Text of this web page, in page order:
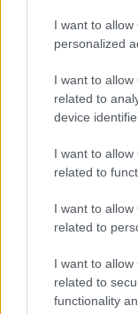
I want to
personalized
I want to
related to
device
I want to
related to
I want to
related to
I want to
related to
functionality
Xbox
Xbox
Pre-
Εύκολα